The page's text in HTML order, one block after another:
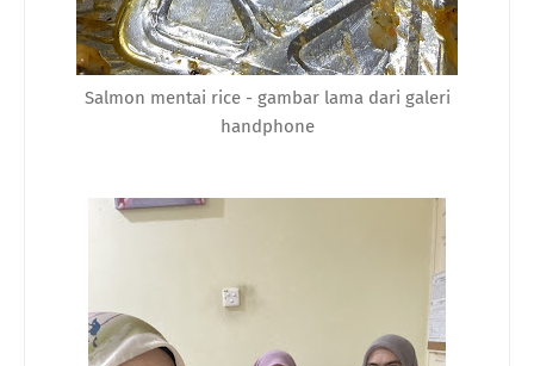
Salmon mentai rice - gambar lama dari galeri
handphone